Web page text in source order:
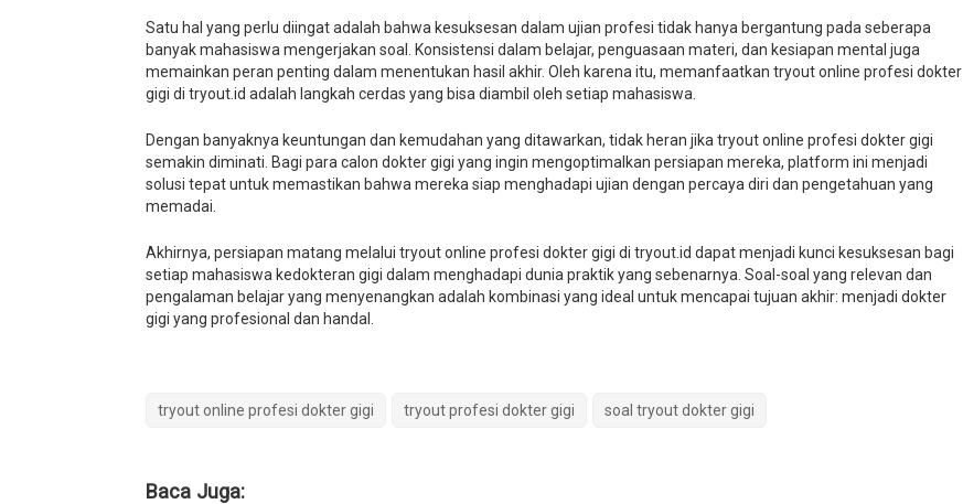
Satu hal yang perlu diingat adalah bahwa kesuksesan dalam ujian profesi tidak hanya bergantung pada seberapa
banyak mahasiswa mengerjakan soal. Konsistensi dalam belajar, penguasaan materi, dan kesiapan mental juga
memainkan peran penting dalam menentukan hasil akhir. Oleh karena itu, memanfaatkan tryout online profesi dokter
gigi di tryout.id adalah langkah cerdas yang bisa diambil oleh setiap mahasiswa.
Dengan banyaknya keuntungan dan kemudahan yang ditawarkan, tidak heran jika tryout online profesi dokter gigi
semakin diminati. Bagi para calon dokter gigi yang ingin mengoptimalkan persiapan mereka, platform ini menjadi
solusi tepat untuk memastikan bahwa mereka siap menghadapi ujian dengan percaya diri dan pengetahuan yang
memadai.
Akhirnya, persiapan matang melalui tryout online profesi dokter gigi di tryout.id dapat menjadi kunci kesuksesan bagi
setiap mahasiswa kedokteran gigi dalam menghadapi dunia praktik yang sebenarnya. Soal-soal yang relevan dan
pengalaman belajar yang menyenangkan adalah kombinasi yang ideal untuk mencapai tujuan akhir: menjadi dokter
gigi yang profesional dan handal.
tryout online profesi dokter gigi tryout profesi dokter gigi soal tryout dokter gigi
Baca Juga: